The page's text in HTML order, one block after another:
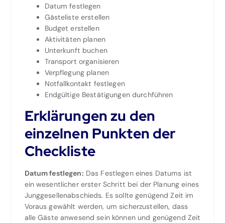
Datum festlegen
Gästeliste erstellen
Budget erstellen
Aktivitäten planen
Unterkunft buchen
Transport organisieren
Verpflegung planen
Notfallkontakt festlegen
Endgültige Bestätigungen durchführen
Erklärungen zu den
einzelnen Punkten der
Checkliste
Datum festlegen: Das Festlegen eines Datums ist
ein wesentlicher erster Schritt bei der Planung eines
Junggesellenabschieds. Es sollte genügend Zeit im
Voraus gewählt werden, um sicherzustellen, dass
alle Gäste anwesend sein können und genügend Zeit